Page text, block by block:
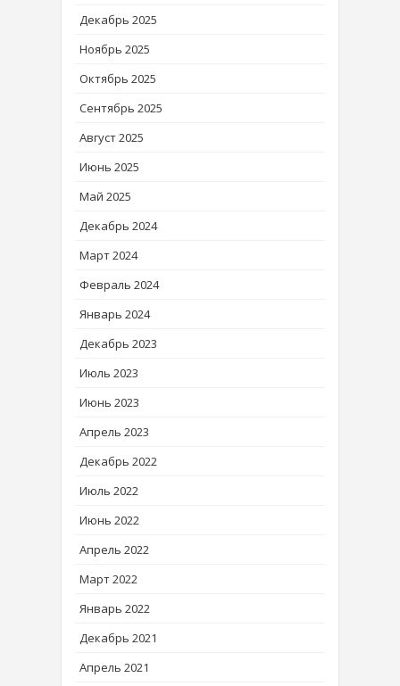
Декабрь 2025
Ноябрь 2025
Октябрь 2025
Сентябрь 2025
Август 2025
Июнь 2025
Май 2025
Декабрь 2024
Март 2024
Февраль 2024
Январь 2024
Декабрь 2023
Июль 2023
Июнь 2023
Апрель 2023
Декабрь 2022
Июль 2022
Июнь 2022
Апрель 2022
Март 2022
Январь 2022
Декабрь 2021
Апрель 2021